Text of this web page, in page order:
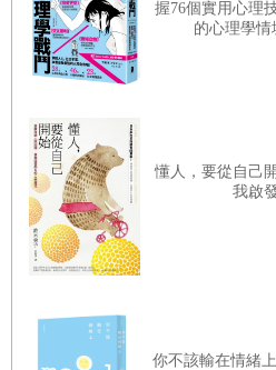
握76個實用心理
的心理學情
懂人，要從自己
我啟
你不該輸在情緒